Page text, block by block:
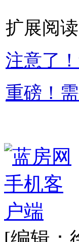
扩展阅读
注意了
重磅！